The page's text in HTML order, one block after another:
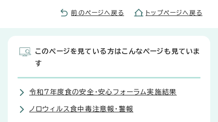
前のページへ戻る トップページへ戻る
このページを見ている方はこんなページも見ていま
す
令和7年度食の安全・安心フォーラム実施結果
ノロウィルス食中毒注意報・警報